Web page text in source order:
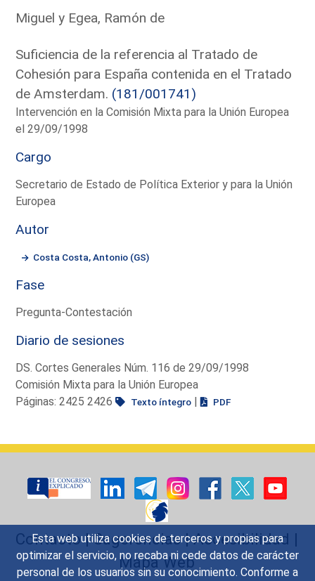
Esta web utiliza cookies de terceros y propias para
optimizar el servicio, no recaba ni cede datos de carácter
personal de los usuarios sin su conocimiento. Conforme a
Miguel y Egea, Ramón de
Suficiencia de la referencia al Tratado de
Cohesión para España contenida en el Tratado
de Amsterdam. (181/001741)
Intervención en la Comisión Mixta para la Unión Europea
el 29/09/1998
Cargo
Secretario de Estado de Política Exterior y para la Unión
Europea
Autor
Costa Costa, Antonio (GS)
Fase
Pregunta-Contestación
Diario de sesiones
DS. Cortes Generales Núm. 116 de 29/09/1998
Comisión Mixta para la Unión Europea
Páginas: 2425 2426
Texto íntegro | PDF
Contacto|Sugerencias|Accesibilidad |
Mapa Web